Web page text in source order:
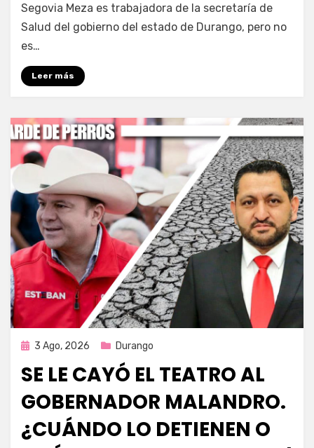
Segovia Meza es trabajadora de la secretaría de
Salud del gobierno del estado de Durango, pero no
es…
Leer más
Publicada
3 Ago, 2026 Durango
SE LE CAYÓ EL TEATRO AL
GOBERNADOR MALANDRO.
¿CUÁNDO LO DETIENEN O